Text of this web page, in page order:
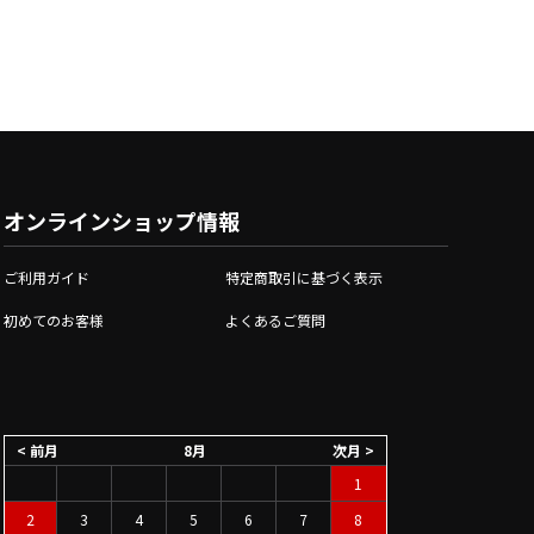
オンラインショップ情報
ご利用ガイド 特定商取引に基づく表示
初めてのお客様 よくあるご質問
8月
< 前月
次月 >
1
2
3 4 5 6 7 8